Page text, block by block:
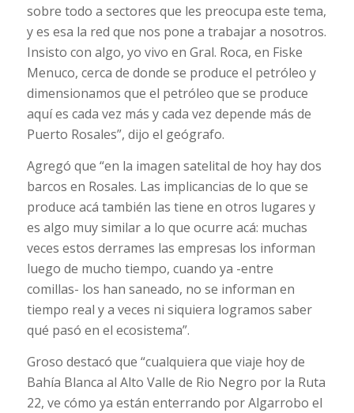
sobre todo a sectores que les preocupa este tema,
y es esa la red que nos pone a trabajar a nosotros.
Insisto con algo, yo vivo en Gral. Roca, en Fiske
Menuco, cerca de donde se produce el petróleo y
dimensionamos que el petróleo que se produce
aquí es cada vez más y cada vez depende más de
Puerto Rosales”, dijo el geógrafo.
Agregó que “en la imagen satelital de hoy hay dos
barcos en Rosales. Las implicancias de lo que se
produce acá también las tiene en otros lugares y
es algo muy similar a lo que ocurre acá: muchas
veces estos derrames las empresas los informan
luego de mucho tiempo, cuando ya -entre
comillas- los han saneado, no se informan en
tiempo real y a veces ni siquiera logramos saber
qué pasó en el ecosistema”.
Groso destacó que “cualquiera que viaje hoy de
Bahía Blanca al Alto Valle de Rio Negro por la Ruta
22, ve cómo ya están enterrando por Algarrobo el